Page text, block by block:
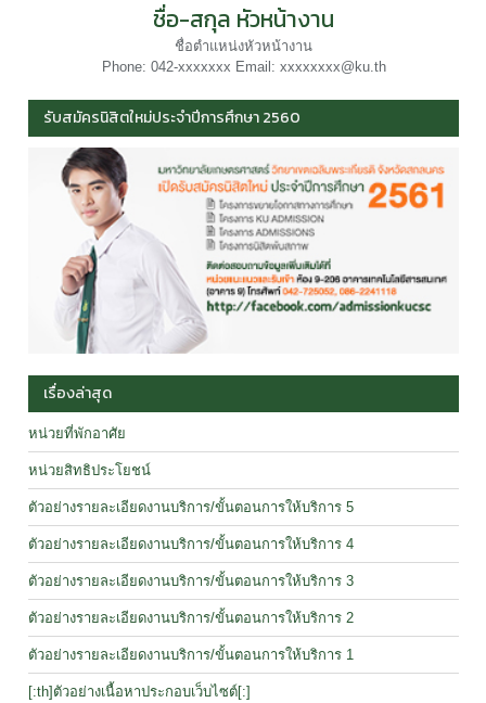
ชื่อ-สกุล หัวหน้างาน
ชื่อตำแหน่งหัวหน้างาน
Phone: 042-xxxxxxx Email: xxxxxxxx@ku.th
รับสมัครนิสิตใหม่ประจำปีการศึกษา 2560
เรื่องล่าสุด
หน่วยที่พักอาศัย
หน่วยสิทธิประโยชน์
ตัวอย่างรายละเอียดงานบริการ/ขั้นตอนการให้บริการ 5
ตัวอย่างรายละเอียดงานบริการ/ขั้นตอนการให้บริการ 4
ตัวอย่างรายละเอียดงานบริการ/ขั้นตอนการให้บริการ 3
ตัวอย่างรายละเอียดงานบริการ/ขั้นตอนการให้บริการ 2
ตัวอย่างรายละเอียดงานบริการ/ขั้นตอนการให้บริการ 1
[:th]ตัวอย่างเนื้อหาประกอบเว็บไซต์[:]